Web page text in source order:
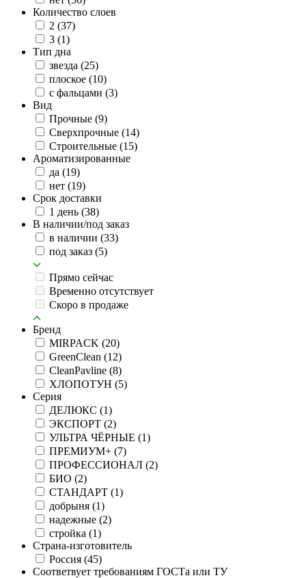
Количество слоев
2 (37)
3 (1)
Тип дна
звезда (25)
плоское (10)
с фальцами (3)
Вид
Прочные (9)
Сверхпрочные (14)
Строительные (15)
Ароматизированные
да (19)
нет (19)
Срок доставки
1 день (38)
В наличии/под заказ
в наличии (33)
под заказ (5)
Прямо сейчас
Временно отсутствует
Скоро в продаже
Бренд
MIRPACK (20)
GreenClean (12)
CleanPavline (8)
ХЛОПОТУН (5)
Серия
ДЕЛЮКС (1)
ЭКСПОРТ (2)
УЛЬТРА ЧЁРНЫЕ (1)
ПРЕМИУМ+ (7)
ПРОФЕССИОНАЛ (2)
БИО (2)
СТАНДАРТ (1)
добрыня (1)
надежные (2)
стройка (1)
Страна-изготовитель
Россия (45)
Соответвует требованиям ГОСТа или ТУ